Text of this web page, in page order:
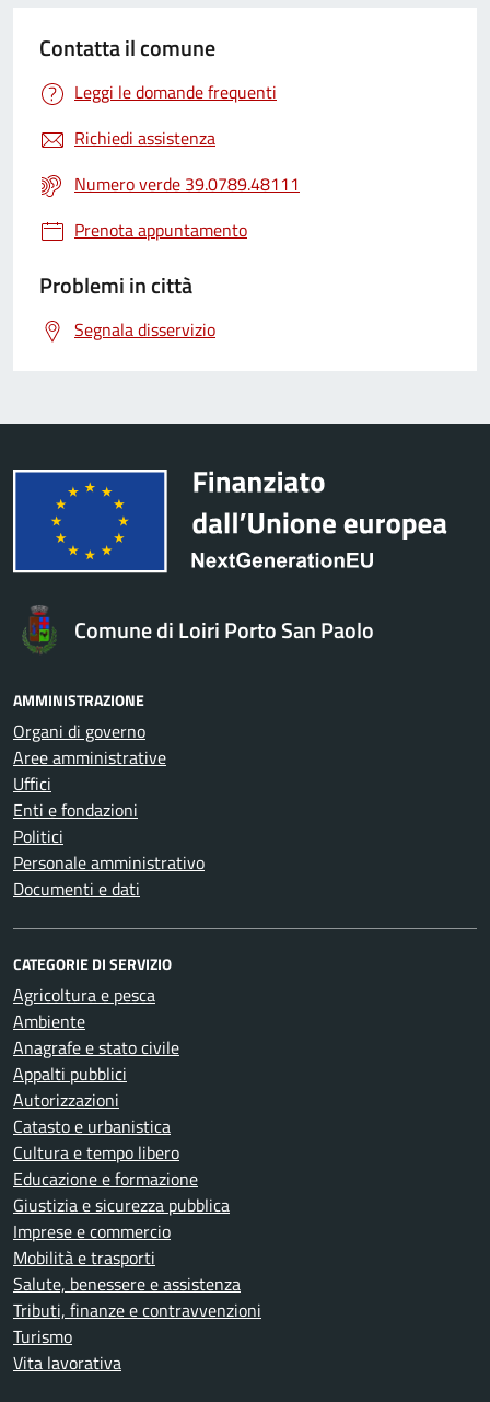
Contatta il comune
Leggi le domande frequenti
Richiedi assistenza
Numero verde 39.0789.48111
Prenota appuntamento
Problemi in città
Segnala disservizio
Comune di Loiri Porto San Paolo
AMMINISTRAZIONE
Organi di governo
Aree amministrative
Uffici
Enti e fondazioni
Politici
Personale amministrativo
Documenti e dati
CATEGORIE DI SERVIZIO
Agricoltura e pesca
Ambiente
Anagrafe e stato civile
Appalti pubblici
Autorizzazioni
Catasto e urbanistica
Cultura e tempo libero
Educazione e formazione
Giustizia e sicurezza pubblica
Imprese e commercio
Mobilità e trasporti
Salute, benessere e assistenza
Tributi, finanze e contravvenzioni
Turismo
Vita lavorativa